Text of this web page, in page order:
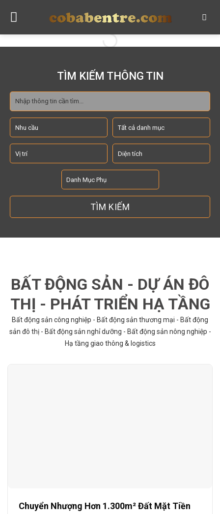
TÌM KIẾM THÔNG TIN
BẤT ĐỘNG SẢN - DỰ ÁN ĐÔ
THỊ - PHÁT TRIỂN HẠ TẦNG
Bất động sản công nghiệp - Bất động sản thương mại - Bất động
sản đô thị - Bất động sản nghỉ dưỡng - Bất động sản nông nghiệp -
Hạ tầng giao thông & logistics
Chuyển Nhượng Hơn 1.300m² Đất Mặt Tiền